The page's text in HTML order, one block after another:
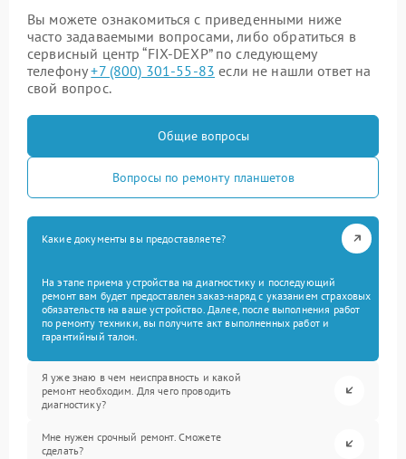
Вы можете ознакомиться с приведенными ниже
часто задаваемыми вопросами, либо обратиться в
сервисный центр “FIX-DEXP” по следующему
телефону+7 (800) 301-55-83 если не нашли ответ на
свой вопрос.
Общие вопросы
Вопросы по ремонту планшетов
Какие документы вы предоставляете?
На этапе приема устройства на диагностику и последующий
ремонт вам будет предоставлен заказ-наряд с указанием страховых
обязательств на ваше устройство. Далее, после выполнения работ
по ремонту техники, вы получите акт выполненных работ и
гарантийный талон.
Я уже знаю в чем неисправность и какой
ремонт необходим. Для чего проводить
диагностику?
Мне нужен срочный ремонт. Сможете
сделать?